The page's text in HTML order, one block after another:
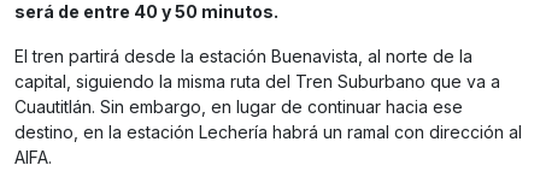
será de entre 40 y 50 minutos.
El tren partirá desde la estación Buenavista, al norte de la
capital, siguiendo la misma ruta del Tren Suburbano que va a
Cuautitlán. Sin embargo, en lugar de continuar hacia ese
destino, en la estación Lechería habrá un ramal con dirección al
AIFA.